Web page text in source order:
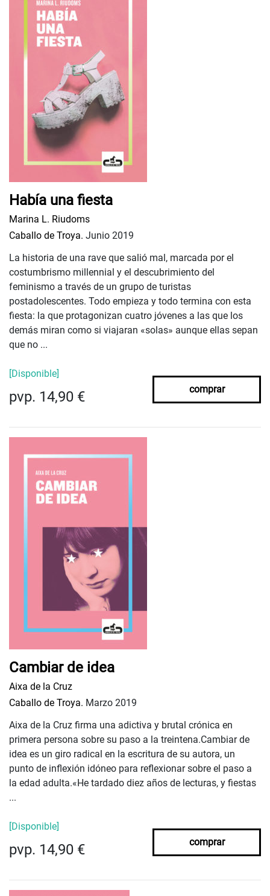
Había una fiesta
Marina L. Riudoms
Caballo de Troya. Junio 2019
La historia de una rave que salió mal, marcada por el
costumbrismo millennial y el descubrimiento del
feminismo a través de un grupo de turistas
postadolescentes. Todo empieza y todo termina con esta
fiesta: la que protagonizan cuatro jóvenes a las que los
demás miran como si viajaran «solas» aunque ellas sepan
que no ...
[Disponible]
pvp. 14,90 € comprar
Cambiar de idea
Aixa de la Cruz
Caballo de Troya. Marzo 2019
Aixa de la Cruz firma una adictiva y brutal crónica en
primera persona sobre su paso a la treintena.Cambiar de
idea es un giro radical en la escritura de su autora, un
punto de inflexión idóneo para reflexionar sobre el paso a
la edad adulta.«He tardado diez años de lecturas, y fiestas
...
[Disponible]
pvp. 14,90 € comprar